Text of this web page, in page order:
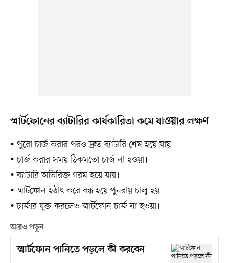
স্মার্টফোনের ব্যাটারির কার্যকারিতা কমে যাওয়ার লক্ষণ
• পুরো চার্জ করার পরও দ্রুত ব্যাটারি শেষ হয়ে যায়।
• চার্জ করার সময় ঠিকমতো চার্জ না হওয়া।
• ব্যাটারি অতিরিক্ত গরম হয়ে যায়।
• স্মার্টফোন হঠাৎ করে বন্ধ হয়ে পুনরায় চালু হয়।
• চার্জার যুক্ত করলেও স্মার্টফোন চার্জ না হওয়া।
আরও পড়ুন
স্মার্টফোন পানিতে পড়লে কী করবেন